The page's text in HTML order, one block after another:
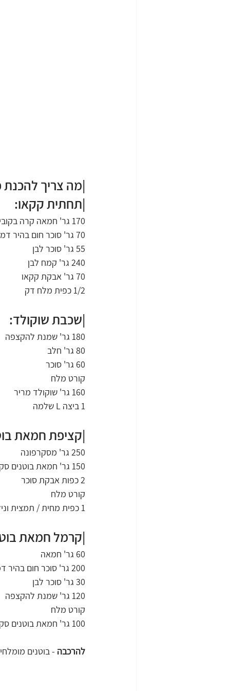
|מה צריך
|תחתית קקאו:
170 גר' חמאה קרה בקוביות
70 גר' סוכר חום בהיר דמררה
55 גר' סוכר לבן
240 גר' קמח לבן
70 גר' אבקת קקאו
1/2 כפית מלח דק
|שכבת שוקולד:
180 גר' שמנת להקצפה
80 גר' חלב
60 גר' סוכר
קורט מלח
160 גר' שוקולד מריר
1 ביצה L שלמה
|קציפת חמאת
250 גר' מסקרפונה
150 גר' חמאת בוטנים סקיפי קרמי
2 כפות אבקת סוכר
קורט מלח
1 כפית מחית / תמצית וניל
|קרמל חמאת
60 גר' חמאה
200 גר' סוכר חום בהיר דמררה
30 גר' סוכר לבן
120 גר' שמנת להקצפה
קורט מלח
100 גר' חמאת בוטנים סקיפי קרמי
להרכבה - בוטנים